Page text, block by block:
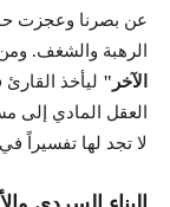
عن بصرنا وعجزت
الرهبة والشغف.
الآخر" ليأخذ
العقل المادي إلى
لا تجد لها تفسيراً